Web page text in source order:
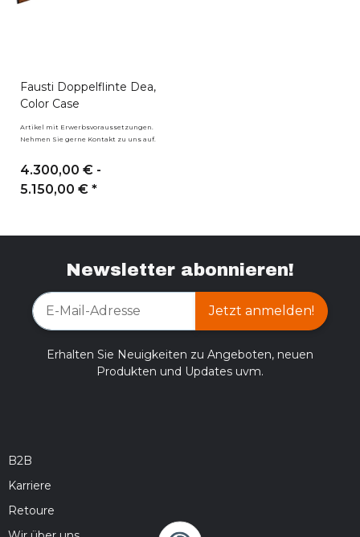
Fausti Doppelflinte Dea,
Color Case
Artikel mit Erwerbsvoraussetzungen.
Nehmen Sie gerne Kontakt zu uns auf.
4.300,00 € -
5.150,00 € *
Newsletter abonnieren!
Jetzt anmelden!
Erhalten Sie Neuigkeiten zu Angeboten, neuen
Produkten und Updates uvm.
B2B
Karriere
Retoure